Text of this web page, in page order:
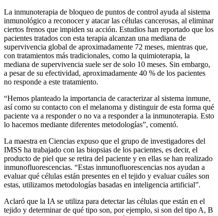
La inmunoterapia de bloqueo de puntos de control ayuda al sistema
inmunológico a reconocer y atacar las células cancerosas, al eliminar
ciertos frenos que impiden su acción. Estudios han reportado que los
pacientes tratados con esta terapia alcanzan una mediana de
supervivencia global de aproximadamente 72 meses, mientras que,
con tratamientos más tradicionales, como la quimioterapia, la
mediana de supervivencia suele ser de solo 10 meses. Sin embargo,
a pesar de su efectividad, aproximadamente 40 % de los pacientes
no responde a este tratamiento.
“Hemos planteado la importancia de caracterizar al sistema inmune,
así como su contacto con el melanoma y distinguir de esta forma qué
paciente va a responder o no va a responder a la inmunoterapia. Esto
lo hacemos mediante diferentes metodologías”, comentó.
La maestra en Ciencias expuso que el grupo de investigadores del
IMSS ha trabajado con las biopsias de los pacientes, es decir, el
producto de piel que se retira del paciente y en ellas se han realizado
inmunofluorescencias. “Estas inmunofluorescencias nos ayudan a
evaluar qué células están presentes en el tejido y evaluar cuáles son
estas, utilizamos metodologías basadas en inteligencia artificial”.
Aclaró que la IA se utiliza para detectar las células que están en el
tejido y determinar de qué tipo son, por ejemplo, si son del tipo A, B